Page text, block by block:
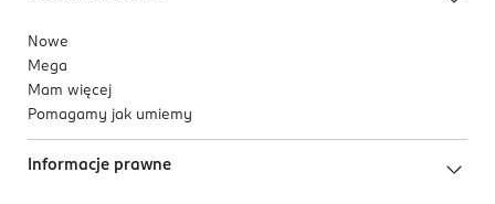
Nowe
Mega
Mam więcej
Pomagamy jak umiemy
Informacje prawne